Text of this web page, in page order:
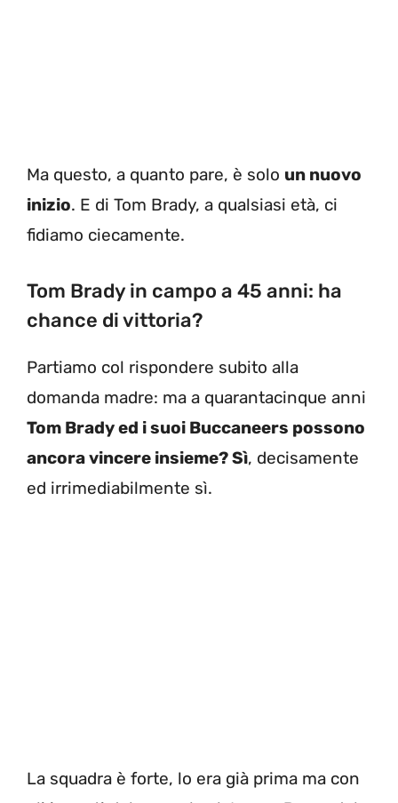
Ma questo, a quanto pare, è solo un nuovo
inizio. E di Tom Brady, a qualsiasi età, ci
fidiamo ciecamente.
Tom Brady in campo a 45 anni: ha
chance di vittoria?
Partiamo col rispondere subito alla
domanda madre: ma a quarantacinque anni
Tom Brady ed i suoi Buccaneers possono
ancora vincere insieme? Sì, decisamente
ed irrimediabilmente sì.
La squadra è forte, lo era già prima ma con